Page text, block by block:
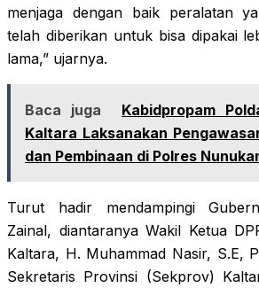
menjaga dengan baik peralatan
telah diberikan untuk bisa dipakai
lama,” ujarnya.
Baca juga
Kabidpropam
Kaltara Laksanakan
dan Pembinaan di Polres
Turut hadir mendampingi
Zainal, diantaranya Wakil Ketua
Kaltara, H. Muhammad Nasir, S.E,
Sekretaris Provinsi (Sekprov)